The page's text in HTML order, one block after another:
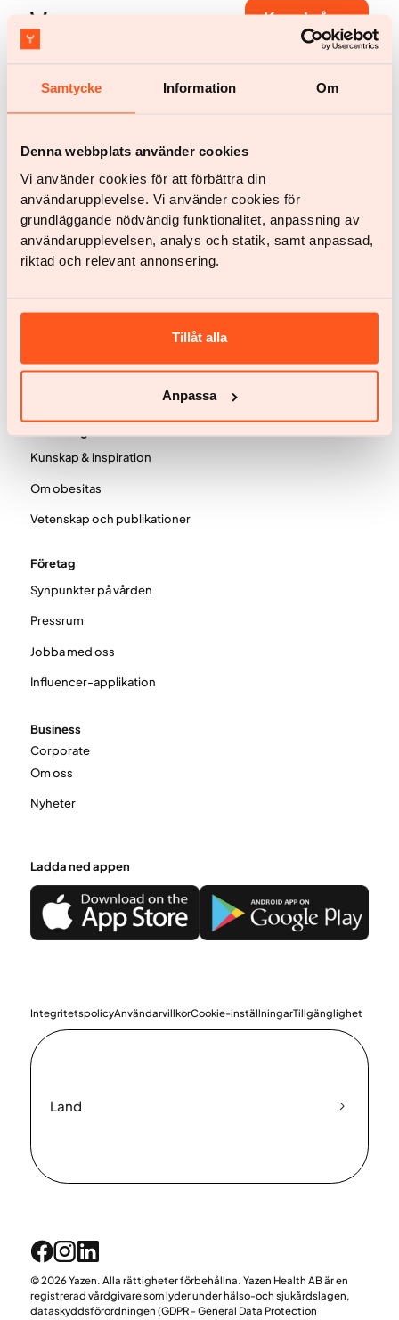
Samtycke Information Om
Denna webbplats använder cookies
Vi använder cookies för att förbättra din
användarupplevelse. Vi använder cookies för
grundläggande nödvändig funktionalitet, anpassning av
användarupplevelsen, analys och statik, samt anpassad,
riktad och relevant annonsering.
Tillåt alla
Anpassa
Kom igång
Kom igång
Vår tjänst
Kvinna
Man
Ditt team
Kunskap & inspiration
Om obesitas
Vetenskap och publikationer
Företag
Synpunkter på vården
Pressrum
Jobba med oss
Influencer-applikation
Business
Corporate
Om oss
Nyheter
Ladda ned appen
IntegritetspolicyAnvändarvillkorCookie-inställningarTillgänglighet
Land
© 2026 Yazen. Alla rättigheter förbehållna. Yazen Health AB är en
registrerad vårdgivare som lyder under hälso-och sjukårdslagen,
dataskyddsförordningen (GDPR - General Data Protection